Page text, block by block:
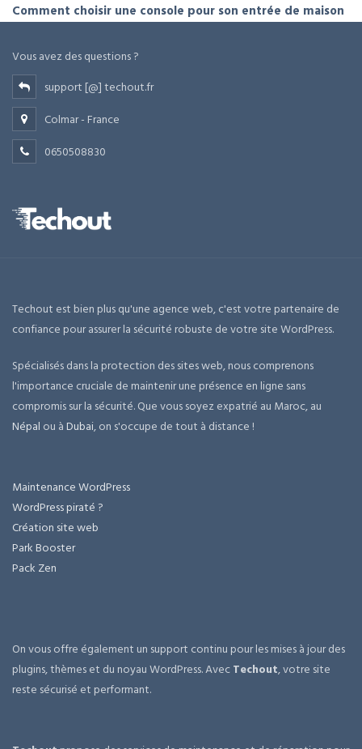
Comment choisir une console pour son entrée de maison
Vous avez des questions ?
support [@] techout.fr
Colmar - France
0650508830
Techout est bien plus qu'une agence web, c'est votre partenaire de
confiance pour assurer la sécurité robuste de votre site WordPress.
Spécialisés dans la protection des sites web, nous comprenons
l'importance cruciale de maintenir une présence en ligne sans
compromis sur la sécurité. Que vous soyez expatrié au Maroc, au
Népal ou àDubai, on s'occupe de tout à distance !
Maintenance WordPress
WordPress piraté ?
Création site web
Park Booster
Pack Zen
On vous offre également un support continu pour les mises à jour des
plugins, thèmes et du noyau WordPress. AvecTechout, votre site
reste sécurisé et performant.